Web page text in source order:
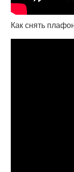
Как снять